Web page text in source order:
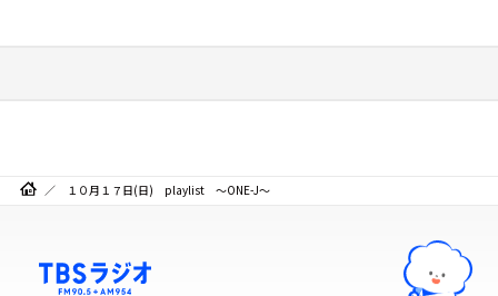
１０月１７日(日) playlist ～ONE-J～